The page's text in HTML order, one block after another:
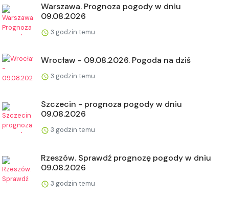
Warszawa. Prognoza pogody w dniu
09.08.2026
3 godzin temu
Wrocław - 09.08.2026. Pogoda na dziś
3 godzin temu
Szczecin - prognoza pogody w dniu
09.08.2026
3 godzin temu
Rzeszów. Sprawdź prognozę pogody w dniu
09.08.2026
3 godzin temu